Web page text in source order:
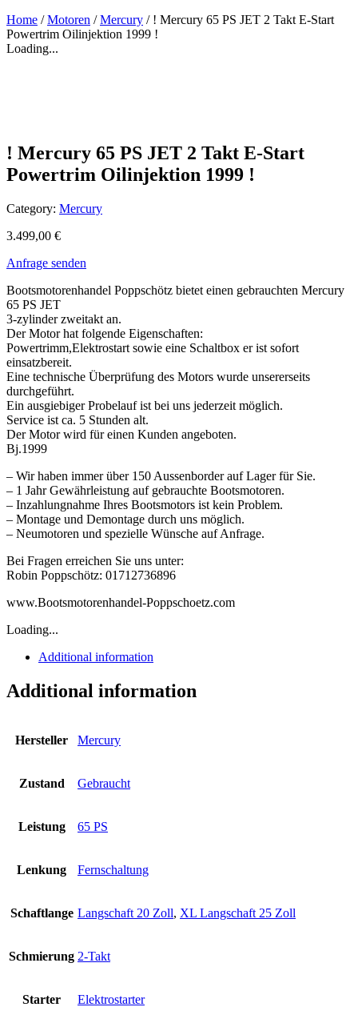
Home /Motoren /Mercury / ! Mercury 65 PS JET 2 Takt E-Start
Powertrim Oilinjektion 1999 !
Loading...
! Mercury 65 PS JET 2 Takt E-Start
Powertrim Oilinjektion 1999 !
Category: Mercury
3.499,00 €
Anfrage senden
Bootsmotorenhandel Poppschötz bietet einen gebrauchten Mercury
65 PS JET
3-zylinder zweitakt an.
Der Motor hat folgende Eigenschaften:
Powertrimm,Elektrostart sowie eine Schaltbox er ist sofort
einsatzbereit.
Eine technische Überprüfung des Motors wurde unsererseits
durchgeführt.
Ein ausgiebiger Probelauf ist bei uns jederzeit möglich.
Service ist ca. 5 Stunden alt.
Der Motor wird für einen Kunden angeboten.
Bj.1999
– Wir haben immer über 150 Aussenborder auf Lager für Sie.
– 1 Jahr Gewährleistung auf gebrauchte Bootsmotoren.
– Inzahlungnahme Ihres Bootsmotors ist kein Problem.
– Montage und Demontage durch uns möglich.
– Neumotoren und spezielle Wünsche auf Anfrage.
Bei Fragen erreichen Sie uns unter:
Robin Poppschötz: 01712736896
www.Bootsmotorenhandel-Poppschoetz.com
Loading...
Additional information
Additional information
Hersteller Mercury
Zustand Gebraucht
Leistung 65 PS
Lenkung Fernschaltung
Schaftlange Langschaft 20 Zoll, XL Langschaft 25 Zoll
Schmierung 2-Takt
Starter Elektrostarter